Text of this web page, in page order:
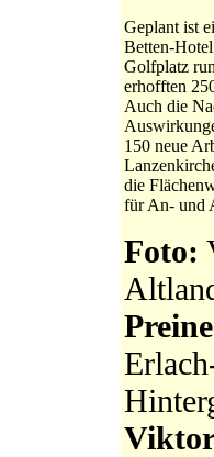
Geplant ist
Betten-
Golfplatz
erhofften
Auch die
150 neue
die
für An- und
Foto: